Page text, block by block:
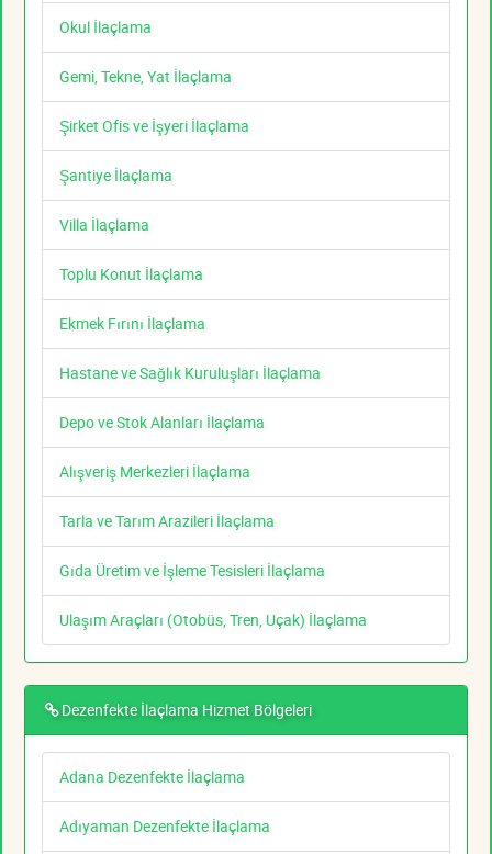
Okul İlaçlama
Gemi, Tekne, Yat İlaçlama
Şirket Ofis ve İşyeri İlaçlama
Şantiye İlaçlama
Villa İlaçlama
Toplu Konut İlaçlama
Ekmek Fırını İlaçlama
Hastane ve Sağlık Kuruluşları İlaçlama
Depo ve Stok Alanları İlaçlama
Alışveriş Merkezleri İlaçlama
Tarla ve Tarım Arazileri İlaçlama
Gıda Üretim ve İşleme Tesisleri İlaçlama
Ulaşım Araçları (Otobüs, Tren, Uçak) İlaçlama
Dezenfekte İlaçlama Hizmet Bölgeleri
Adana Dezenfekte İlaçlama
Adıyaman Dezenfekte İlaçlama